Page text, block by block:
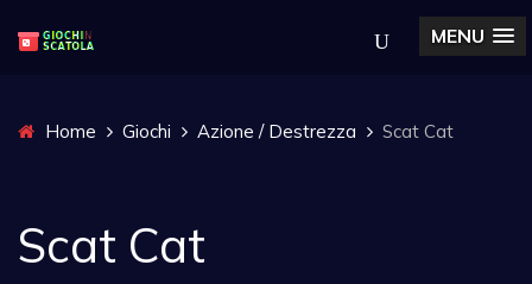
MENU
Home Giochi Azione / Destrezza Scat Cat
Scat Cat